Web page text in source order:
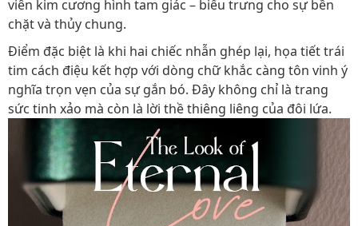
viên kim cương hình tam giác – biểu trưng cho sự bền
chặt và thủy chung.
Điểm đặc biệt là khi hai chiếc nhẫn ghép lại, họa tiết trái
tim cách điệu kết hợp với dòng chữ khắc càng tôn vinh ý
nghĩa trọn vẹn của sự gắn bó. Đây không chỉ là trang
sức tinh xảo mà còn là lời thề thiêng liêng của đôi lứa.